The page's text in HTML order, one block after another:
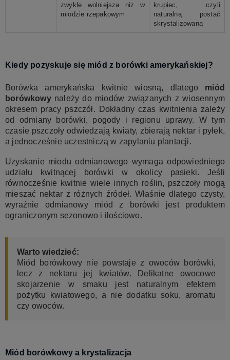
zwykle wolniejsza niż w
miodzie rzepakowym
krupiec, czyli
naturalną postać
skrystalizowaną
Kiedy pozyskuje się miód z borówki amerykańskiej?
Borówka amerykańska kwitnie wiosną, dlatego miód
borówkowynależy do miodów związanych z wiosennym
okresem pracy pszczół. Dokładny czas kwitnienia zależy
od odmiany borówki, pogody i regionu uprawy. W tym
czasie pszczoły odwiedzają kwiaty, zbierają nektar i pyłek,
a jednocześnie uczestniczą w zapylaniu plantacji.
Uzyskanie miodu odmianowego wymaga odpowiedniego
udziału kwitnącej borówki w okolicy pasieki. Jeśli
równocześnie kwitnie wiele innych roślin, pszczoły mogą
mieszać nektar z różnych źródeł. Właśnie dlatego czysty,
wyraźnie odmianowy miód z borówki jest produktem
ograniczonym sezonowo i ilościowo.
Warto wiedzieć:
Miód borówkowy nie powstaje z owoców borówki,
lecz z nektaru jej kwiatów. Delikatne owocowe
skojarzenie w smaku jest naturalnym efektem
pożytku kwiatowego, a nie dodatku soku, aromatu
czy owoców.
Miód borówkowy a krystalizacja